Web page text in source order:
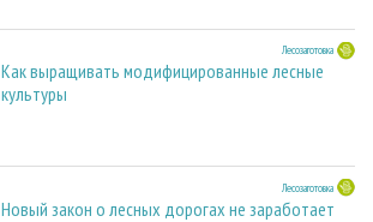
Лесозаготовка
Как выращивать модифицированные лесные
культуры
Лесозаготовка
Новый закон о лесных дорогах не заработает